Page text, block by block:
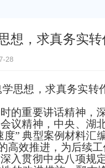
想，求真务实
28
思想，求真务实转
的重要讲话精神，
议精神，中央、湖
度” 典型案例材料汇
效推进，为后续工
入贯彻中央八项规